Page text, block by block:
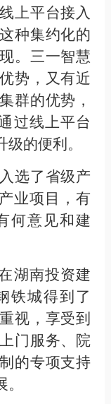
上平台接入
种集约化的
。三一智慧
势，又有近
群的优势，
过线上平台
的便利。
选了省级产
业项目，有
何意见和建
湖南投资建
铁城得到了
视，享受到
门服务、院
的专项支持